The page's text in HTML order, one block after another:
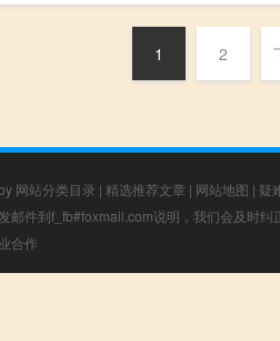
1 2
网站分类目录 | 精选推荐文章 | 网站地图 | 疑
邮件到f_fb#foxmail.com说明，我们会及时纠
合作